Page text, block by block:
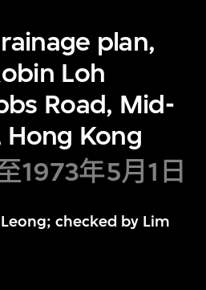
plan,
Loh
Road, Mid-
Hong Kong
1973年5月1日
checked by Lim